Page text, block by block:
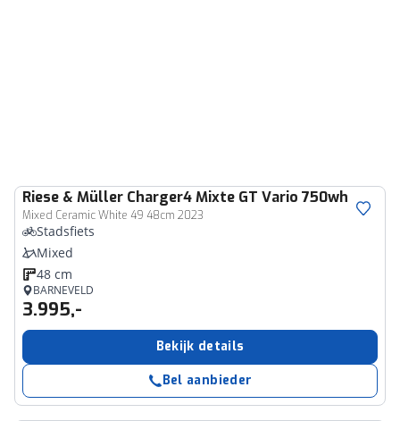
Riese & Müller Charger4 Mixte GT Vario 750wh
Mixed Ceramic White 49 48cm 2023
Stadsfiets
Mixed
48 cm
BARNEVELD
3.995,-
Bekijk details
Bel aanbieder